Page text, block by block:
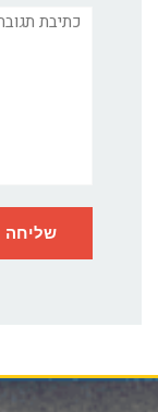
תגובה